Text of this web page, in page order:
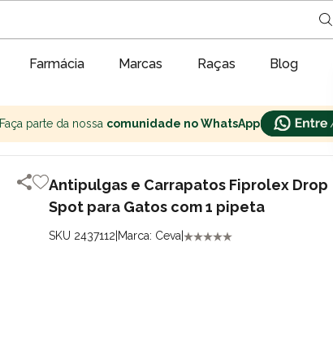
Farmácia Marcas Raças Blog
Faça parte da nossa comunidade no WhatsApp
Antipulgas e Carrapatos Fiprolex Drop
Spot para Gatos com 1 pipeta
SKU 2437112 Marca: Ceva |